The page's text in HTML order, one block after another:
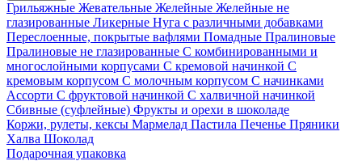
Грильяжные Жевательные Желейные Желейные не
глазированные Ликерные Нуга с различными добавками
Переслоенные, покрытые вафлями Помадные Пралиновые
Пралиновые не глазированные С комбинированными и
многослойными корпусами С кремовой начинкой С
кремовым корпусом С молочным корпусом С начинками
Ассорти С фруктовой начинкой С халвичной начинкой
Сбивные (суфлейные) Фрукты и орехи в шоколаде
Коржи, рулеты, кексы Мармелад Пастила Печенье Пряники
Халва Шоколад
Подарочная упаковка